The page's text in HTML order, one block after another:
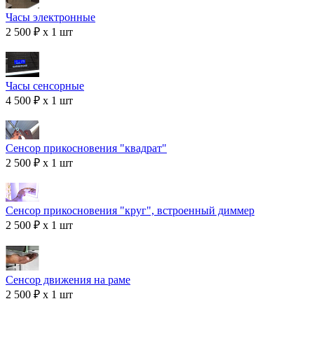
Часы электронные
2 500 ₽ x 1 шт
Часы сенсорные
4 500 ₽ x 1 шт
Сенсор прикосновения "квадрат"
2 500 ₽ x 1 шт
Сенсор прикосновения "круг", встроенный диммер
2 500 ₽ x 1 шт
Сенсор движения на раме
2 500 ₽ x 1 шт